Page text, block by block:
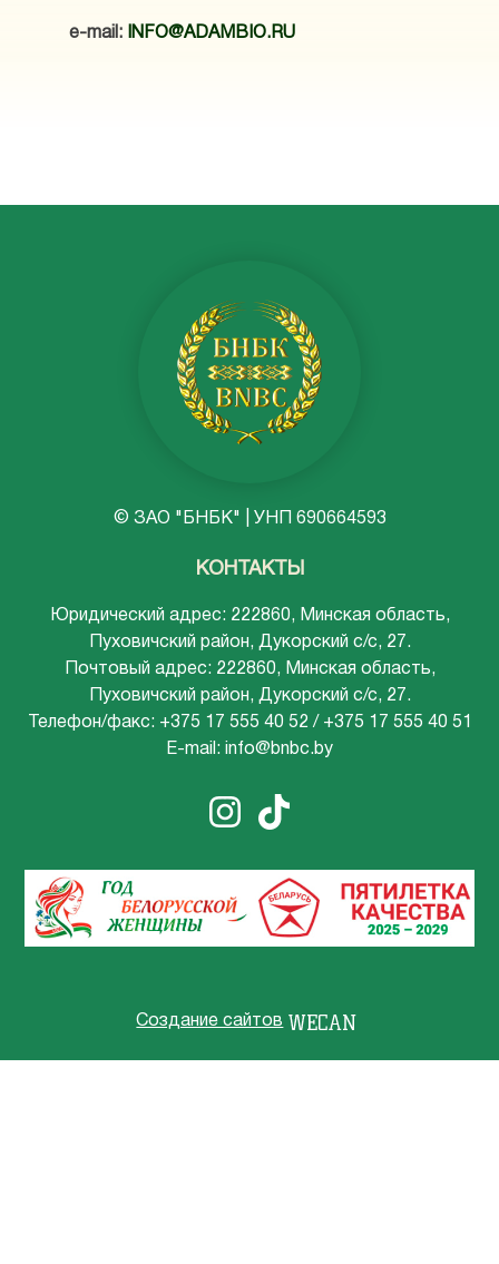
e-mail : INFO@ADAMBIO.RU
© ЗАО "БНБК" | УНП 690664593
КОНТАКТЫ
Юридический адрес: 222860, Минская область,
Пуховичский район, Дукорский с/с, 27.
Почтовый адрес: 222860, Минская область,
Пуховичский район, Дукорский с/с, 27.
Телефон/факс: +375 17 555 40 52 / +375 17 555 40 51
E-mail: info@bnbc.by
Создание сайтов